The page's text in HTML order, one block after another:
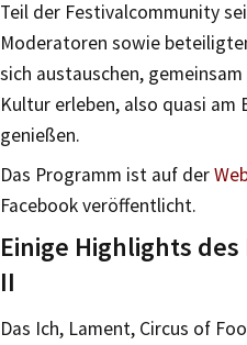
Teil der Festivalcommunity
Moderatoren sowie
sich austauschen,
Kultur erleben, also quasi
genießen.
Das Programm ist auf der
Facebook veröffentlicht.
Einige Highlights
II
Das Ich, Lament, Circus of